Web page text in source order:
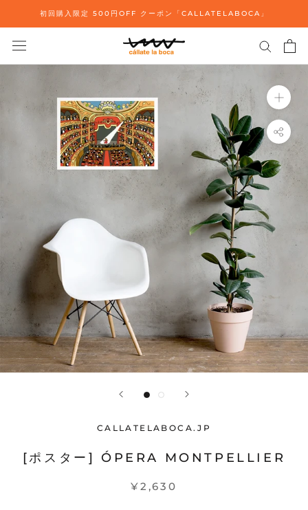
移
初回購入限定 500円OFF クーポン「CALLATELABOCA」
CALLATELABOCA.JP
[ポスター] ÓPERA MONTPELLIER
¥2,630